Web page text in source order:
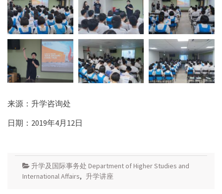
来源：升学咨询处
日期：2019年4月12日
升学及国际事务处 Department of Higher Studies and
International Affairs, 升学讲座